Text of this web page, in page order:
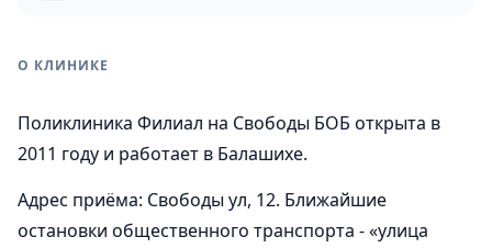
О КЛИНИКЕ
Поликлиника Филиал на Свободы БОБ открыта в
2011 году и работает в Балашихе.
Адрес приёма: Свободы ул, 12. Ближайшие
остановки общественного транспорта - «улица